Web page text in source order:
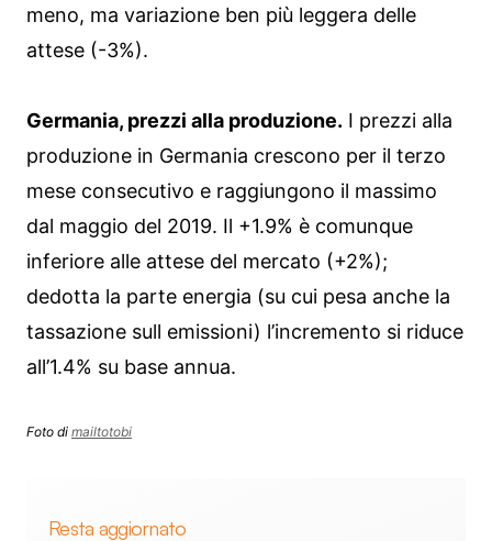
meno, ma variazione ben più leggera delle
attese (-3%).
Germania, prezzi alla produzione. I prezzi alla
produzione in Germania crescono per il terzo
mese consecutivo e raggiungono il massimo
dal maggio del 2019. Il +1.9% è comunque
inferiore alle attese del mercato (+2%);
dedotta la parte energia (su cui pesa anche la
tassazione sull emissioni) l’incremento si riduce
all’1.4% su base annua.
Foto di mailtotobi
Resta aggiornato